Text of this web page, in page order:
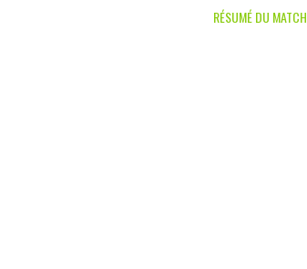
RÉSUMÉ DU MATCH